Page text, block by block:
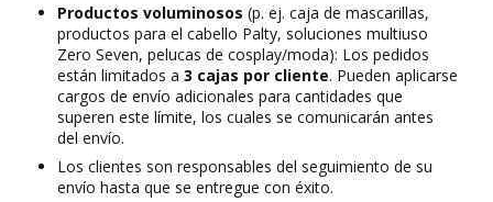
Productos voluminosos (p. ej. caja de mascarillas,
productos para el cabello Palty, soluciones multiuso
Zero Seven, pelucas de cosplay/moda): Los pedidos
están limitados a 3 cajas por cliente. Pueden aplicarse
cargos de envío adicionales para cantidades que
superen este límite, los cuales se comunicarán antes
del envío.
Los clientes son responsables del seguimiento de su
envío hasta que se entregue con éxito.